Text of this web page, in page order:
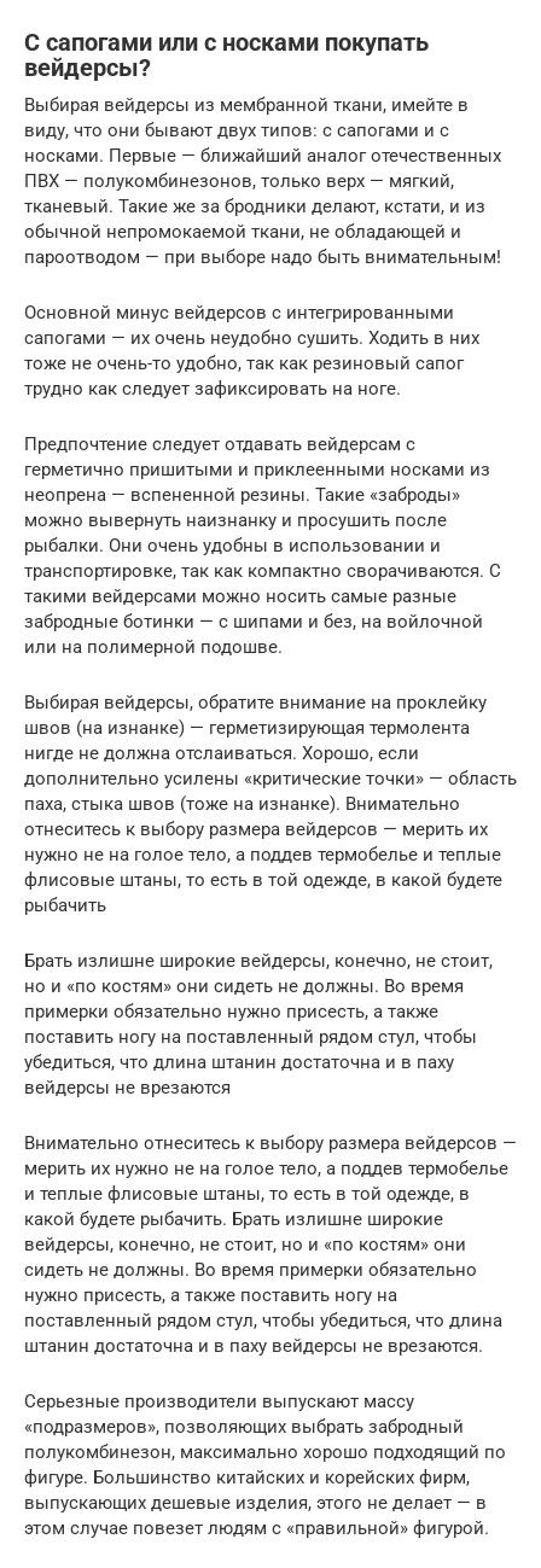
С сапогами или с носками покупать
вейдерсы?
Выбирая вейдерсы из мембранной ткани, имейте в
виду, что они бывают двух типов: с сапогами и с
носками. Первые — ближайший аналог отечественных
ПВХ — полукомбинезонов, только верх — мягкий,
тканевый. Такие же за бродники делают, кстати, и из
обычной непромокаемой ткани, не обладающей и
пароотводом — при выборе надо быть внимательным!
Основной минус вейдерсов с интегрированными
сапогами — их очень неудобно сушить. Ходить в них
тоже не очень-то удобно, так как резиновый сапог
трудно как следует зафиксировать на ноге.
Предпочтение следует отдавать вейдерсам с
герметично пришитыми и приклеенными носками из
неопрена — вспененной резины. Такие «заброды»
можно вывернуть наизнанку и просушить после
рыбалки. Они очень удобны в использовании и
транспортировке, так как компактно сворачиваются. С
такими вейдерсами можно носить самые разные
забродные ботинки — с шипами и без, на войлочной
или на полимерной подошве.
Выбирая вейдерсы, обратите внимание на проклейку
швов (на изнанке) — герметизирующая термолента
нигде не должна отслаиваться. Хорошо, если
дополнительно усилены «критические точки» — область
паха, стыка швов (тоже на изнанке). Внимательно
отнеситесь к выбору размера вейдерсов — мерить их
нужно не на голое тело, а поддев термобелье и теплые
флисовые штаны, то есть в той одежде, в какой будете
рыбачить
Брать излишне широкие вейдерсы, конечно, не стоит,
но и «по костям» они сидеть не должны. Во время
примерки обязательно нужно присесть, а также
поставить ногу на поставленный рядом стул, чтобы
убедиться, что длина штанин достаточна и в паху
вейдерсы не врезаются
Внимательно отнеситесь к выбору размера вейдерсов —
мерить их нужно не на голое тело, а поддев термобелье
и теплые флисовые штаны, то есть в той одежде, в
какой будете рыбачить. Брать излишне широкие
вейдерсы, конечно, не стоит, но и «по костям» они
сидеть не должны. Во время примерки обязательно
нужно присесть, а также поставить ногу на
поставленный рядом стул, чтобы убедиться, что длина
штанин достаточна и в паху вейдерсы не врезаются.
Серьезные производители выпускают массу
«подразмеров», позволяющих выбрать забродный
полукомбинезон, максимально хорошо подходящий по
фигуре. Большинство китайских и корейских фирм,
выпускающих дешевые изделия, этого не делает — в
этом случае повезет людям с «правильной» фигурой.